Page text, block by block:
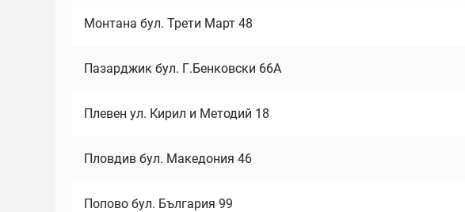
Монтана бул. Трети Март 48
Пазарджик бул. Г.Бенковски 66А
Плевен ул. Кирил и Методий 18
Пловдив бул. Македония 46
Попово бул. България 99